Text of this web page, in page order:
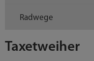
Taxetweiher
Radwege